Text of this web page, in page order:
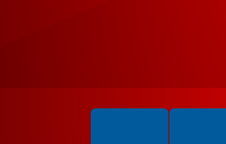
Spełniamy standardy WCAG 2.2 Spełniamy standardy